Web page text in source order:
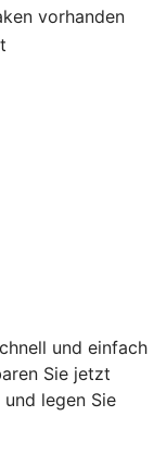
vorhanden
und einfach
Sie jetzt
legen Sie